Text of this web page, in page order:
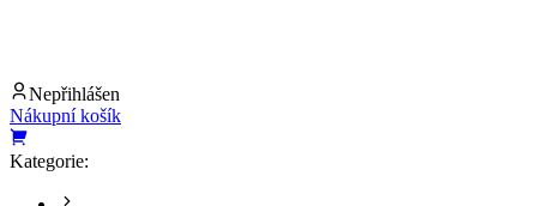
Nepřihlášen
Nákupní košík
Kategorie: